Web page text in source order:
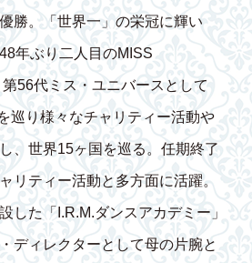
勝。「世界一」の栄冠に輝い
年ぶり二人目のMISS
56代ミス・ユニバースとして
巡り様々なチャリティー活動や
、世界15ヶ国を巡る。任期終了
リティー活動と多方面に活躍。
した「I.R.M.ダンスアカデミー」
ディレクターとして母の片腕と